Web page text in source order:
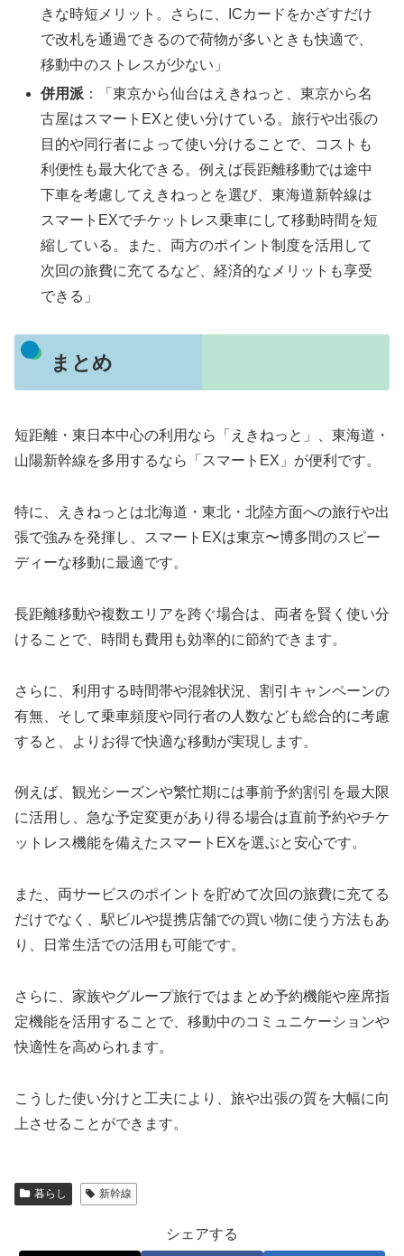
きな時短メリット。さらに、ICカードをかざすだけ
で改札を通過できるので荷物が多いときも快適で、
移動中のストレスが少ない」
併用派 ：「東京から仙台はえきねっと、東京から名
古屋はスマートEXと使い分けている。旅行や出張の
目的や同行者によって使い分けることで、コストも
利便性も最大化できる。例えば長距離移動では途中
下車を考慮してえきねっとを選び、東海道新幹線は
スマートEXでチケットレス乗車にして移動時間を短
縮している。また、両方のポイント制度を活用して
次回の旅費に充てるなど、経済的なメリットも享受
できる」
まとめ
短距離・東日本中心の利用なら「えきねっと」、東海道・
山陽新幹線を多用するなら「スマートEX」が便利です。
特に、えきねっとは北海道・東北・北陸方面への旅行や出
張で強みを発揮し、スマートEXは東京〜博多間のスピー
ディーな移動に最適です。
長距離移動や複数エリアを跨ぐ場合は、両者を賢く使い分
けることで、時間も費用も効率的に節約できます。
さらに、利用する時間帯や混雑状況、割引キャンペーンの
有無、そして乗車頻度や同行者の人数なども総合的に考慮
すると、よりお得で快適な移動が実現します。
例えば、観光シーズンや繁忙期には事前予約割引を最大限
に活用し、急な予定変更があり得る場合は直前予約やチケ
ットレス機能を備えたスマートEXを選ぶと安心です。
また、両サービスのポイントを貯めて次回の旅費に充てる
だけでなく、駅ビルや提携店舗での買い物に使う方法もあ
り、日常生活での活用も可能です。
さらに、家族やグループ旅行ではまとめ予約機能や座席指
定機能を活用することで、移動中のコミュニケーションや
快適性を高められます。
こうした使い分けと工夫により、旅や出張の質を大幅に向
上させることができます。
暮らし 新幹線
シェアする